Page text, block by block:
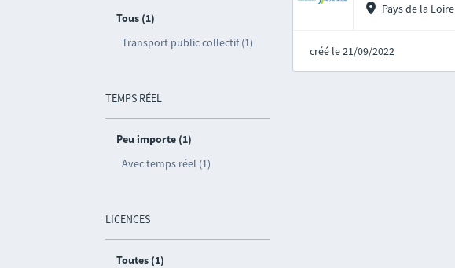
Tous (1)
Transport public collectif (1)
TEMPS RÉEL
Peu importe (1)
Avec temps réel (1)
LICENCES
Toutes (1)
Pays de la Loire
créé le 21/09/2022